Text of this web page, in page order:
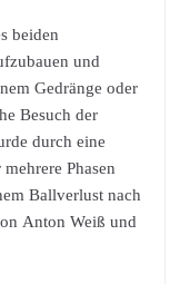
beiden
und
Gedränge oder
Besuch der
durch eine
Phasen
Ballverlust nach
Anton Weiß und